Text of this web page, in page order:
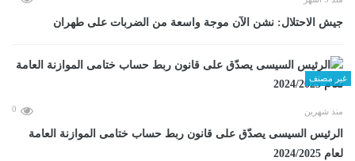
جيش الاحتلال: نشن الآن موجة واسعة من الضربات على طهران
غير مصنف
منذ شهرين 0
الرئيس السيسى يصدّق على قانون ربط حساب ختامى الموازنة العامة
لعام 2024/2025